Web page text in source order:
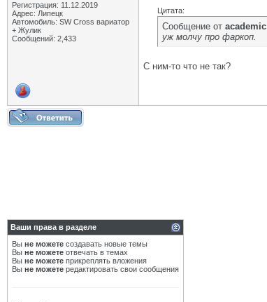
Регистрация: 11.12.2019
Адрес: Липецк
Автомобиль: SW Cross вариатор
+ Жулик
Сообщений: 2,433
Цитата:
Сообщение от academic
уж молчу про фаркоп.
С ним-то что не так?
Ваши права в разделе
Вы не можете создавать новые темы
Вы не можете отвечать в темах
Вы не можете прикреплять вложения
Вы не можете редактировать свои сообщения